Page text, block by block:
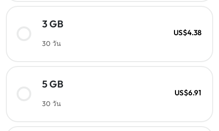
3 GB
30 วัน
US$4.38
5 GB
30 วัน
US$6.91